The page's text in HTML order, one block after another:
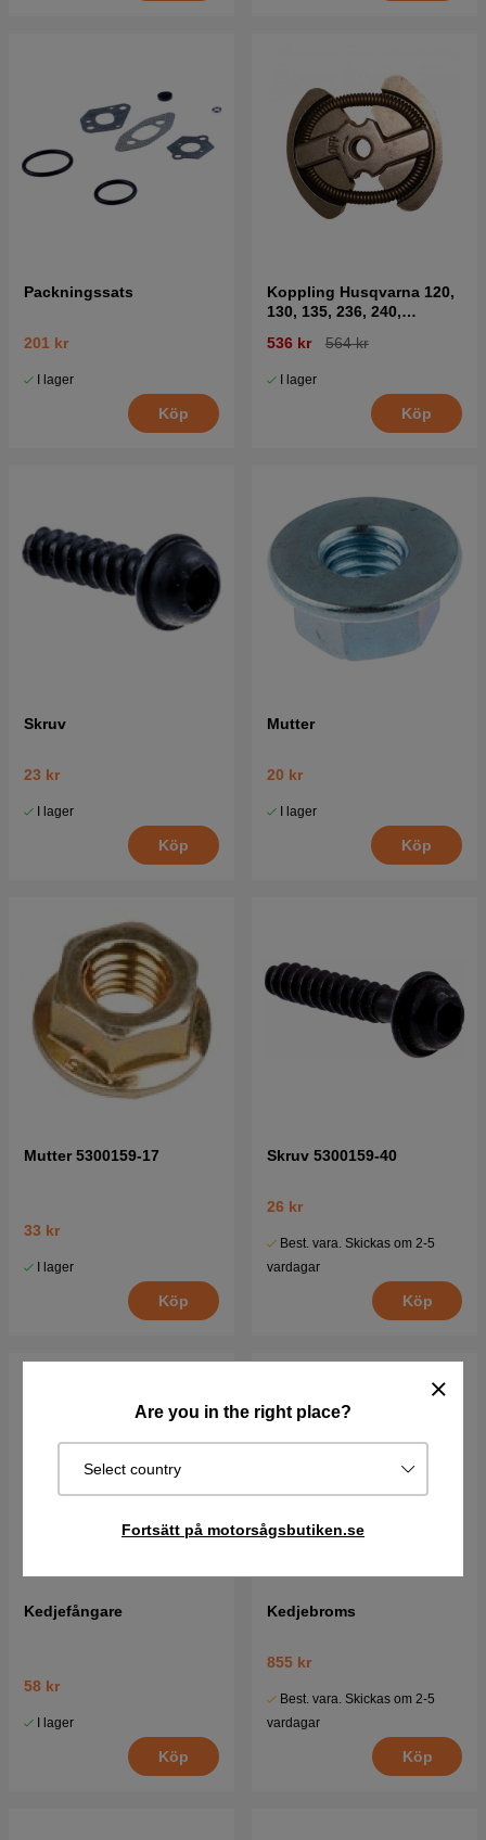
Are you in the right place?
Select country
Fortsätt på motorsågsbutiken.se
Packningssats
201 kr
I lager
Köp
Koppling Husqvarna 120,
130, 135, 236, 240,
536 kr 564 kr
I lager
Köp
Skruv
23 kr
I lager
Köp
Mutter
20 kr
I lager
Köp
Mutter 5300159-17
33 kr
I lager
Köp
Skruv 5300159-40
26 kr
Best. vara. Skickas om 2-5
vardagar
Köp
Kedjefångare
58 kr
I lager
Köp
Kedjebroms
855 kr
Best. vara. Skickas om 2-5
vardagar
Köp